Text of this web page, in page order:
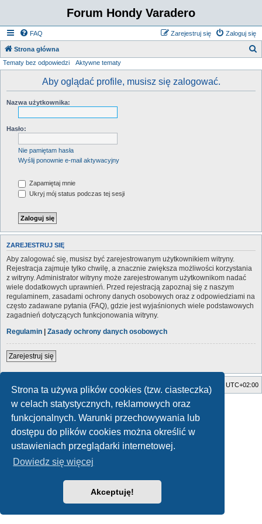
Strona ta używa plików cookies (tzw. ciasteczka)
w celach statystycznych, reklamowych oraz
funkcjonalnych. Warunki przechowywania lub
dostępu do plików cookies można określić w
ustawieniach przeglądarki internetowej.
Dowiedz się więcej
Akceptuję!
Forum Hondy Varadero
FAQ Zaloguj się
Zarejestruj się
Strona główna
Tematy bez odpowiedzi Aktywne tematy
Aby oglądać profile, musisz się zalogować.
Nazwa użytkownika:
Hasło:
Nie pamiętam hasła
Wyślij ponownie e-mail aktywacyjny
Zapamiętaj mnie
Ukryj mój status podczas tej sesji
ZAREJESTRUJ SIĘ
Aby zalogować się, musisz być zarejestrowanym użytkownikiem witryny.
Rejestracja zajmuje tylko chwilę, a znacznie zwiększa możliwości korzystania
z witryny. Administrator witryny może zarejestrowanym użytkownikom nadać
wiele dodatkowych uprawnień. Przed rejestracją zapoznaj się z naszym
regulaminem, zasadami ochrony danych osobowych oraz z odpowiedziami na
często zadawane pytania (FAQ), gdzie jest wyjaśnionych wiele podstawowych
zagadnień dotyczących funkcjonowania witryny.
Regulamin | Zasady ochrony danych osobowych
Zarejestruj się
Strona główna Strefa czasowa UTC+02:00
Usuń ciasteczka witryny
Style developed by Zuma Portal, Turaiel,
Technologię dostarcza
® Forum Software © phpBB Limited
Polski pakiet językowy dostarczaphpBB.pl
Zasady ochrony danych osobowych|Regulamin